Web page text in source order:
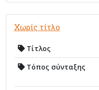
Χωρίς τίτλο
Τίτλος
Τόπος σύνταξης